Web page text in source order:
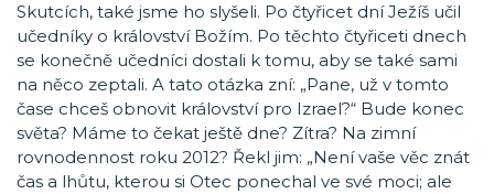
Skutcích, také jsme ho slyšeli. Po čtyřicet dní Ježíš učil
učedníky o království Božím. Po těchto čtyřiceti dnech
se konečně učedníci dostali k tomu, aby se také sami
na něco zeptali. A tato otázka zní: „Pane, už v tomto
čase chceš obnovit království pro Izrael?“ Bude konec
světa? Máme to čekat ještě dne? Zítra? Na zimní
rovnodennost roku 2012? Řekl jim: „Není vaše věc znát
čas a lhůtu, kterou si Otec ponechal ve své moci; ale